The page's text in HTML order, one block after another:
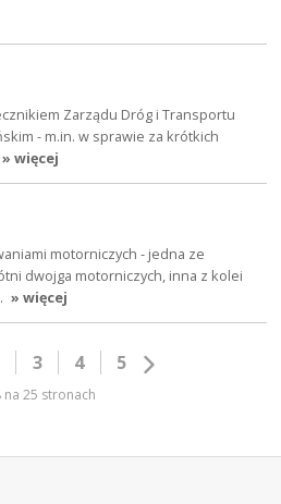
Zarządu Dróg i Transportu
- m.in. w sprawie za krótkich
» więcej
motorniczych - jedna ze
dwojga motorniczych, inna z kolei
» więcej
3 4 5
na 25 stronach